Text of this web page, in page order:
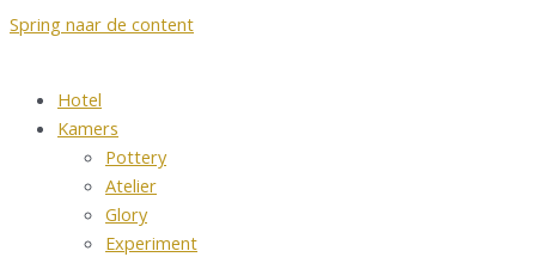
Spring naar de content
Hotel
Kamers
Pottery
Atelier
Glory
Experiment